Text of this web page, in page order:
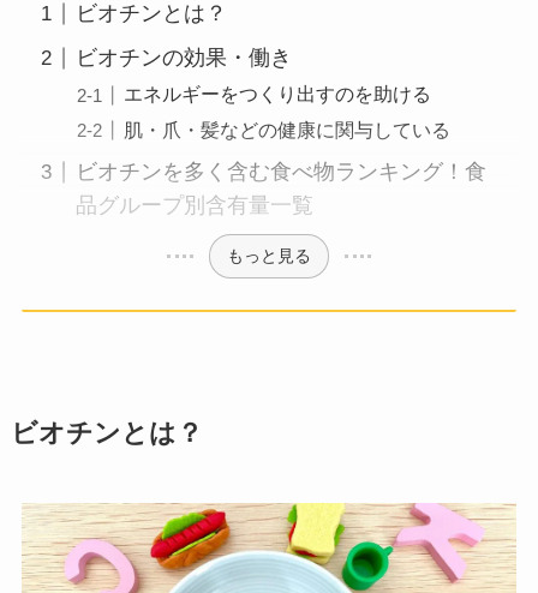
ビオチンとは？
ビオチンの効果・働き
エネルギーをつくり出すのを助ける
肌・爪・髪などの健康に関与している
ビオチンを多く含む食べ物ランキング！食
品グループ別含有量一覧
もっと見る
ビオチンとは？